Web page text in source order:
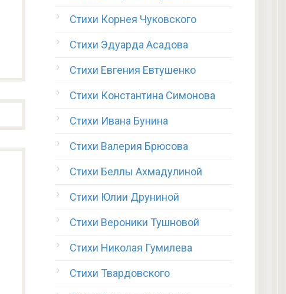
Стихи Корнея Чуковского
Стихи Эдуарда Асадова
Стихи Евгения Евтушенко
Стихи Константина Симонова
Стихи Ивана Бунина
Стихи Валерия Брюсова
Стихи Беллы Ахмадулиной
Стихи Юлии Друниной
Стихи Вероники Тушновой
Стихи Николая Гумилева
Стихи Твардовского